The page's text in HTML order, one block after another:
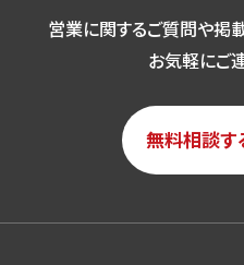
営業に関するご質問や掲
お気軽にご
無料相談す